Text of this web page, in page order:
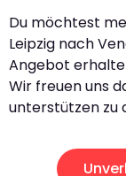
Du möchtest
Leipzig nach
Angebot
Wir freuen uns
unterstützen zu